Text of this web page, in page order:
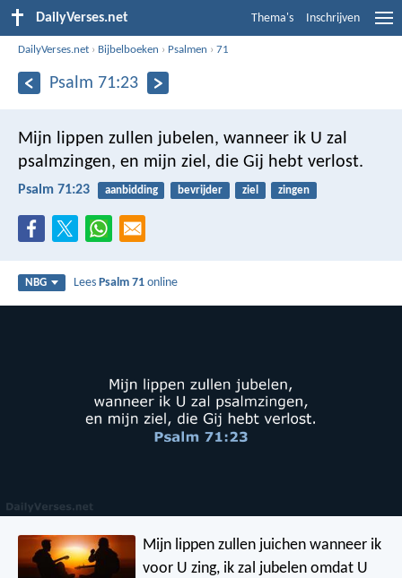
DailyVerses.net Thema's Inschrijven
DailyVerses.net › Bijbelboeken › Psalmen ›71
Psalm 71:23
Mijn lippen zullen jubelen, wanneer ik U zal
psalmzingen, en mijn ziel, die Gij hebt verlost.
Psalm 71:23 aanbidding bevrijder ziel zingen
NBG LeesPsalm 71 online
Mijn lippen zullen juichen wanneer ik
voor U zing, ik zal jubelen omdat U